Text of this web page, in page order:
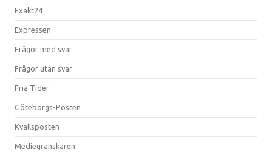
Exakt24
Expressen
Frågor med svar
Frågor utan svar
Fria Tider
Göteborgs-Posten
Kvällsposten
Mediegranskaren